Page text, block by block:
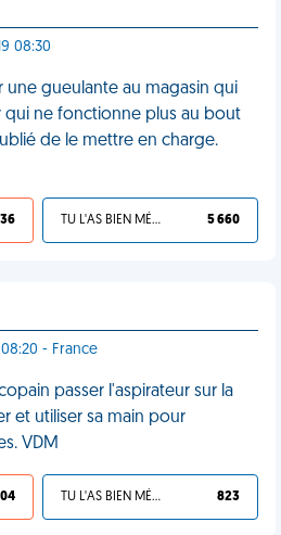
08:30
une gueulante au magasin qui
qui ne fonctionne plus au bout
de le mettre en charge.
TU L'AS BIEN MÉRITÉ 5 660
- France
passer l'aspirateur sur la
et utiliser sa main pour
VDM
TU L'AS BIEN MÉRITÉ 823